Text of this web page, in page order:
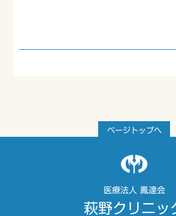
ページトップへ
医療法人 鳳達会
萩野クリニッ